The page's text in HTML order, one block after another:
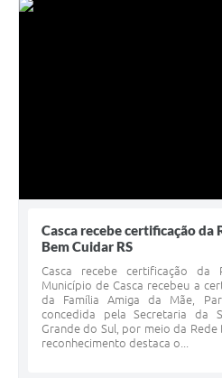
Casca recebe certificação da
Bem Cuidar RS
Casca recebe certificação da
Município de Casca recebeu a
da Família Amiga da Mãe,
concedida pela Secretaria da
Grande do Sul, por meio da Rede
reconhecimento destaca o...